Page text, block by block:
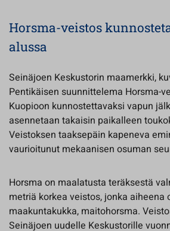
Horsma-veistos
alussa
Seinäjoen Keskustorin maamerkki,
Pentikäisen suunnittelema Horsma-
Kuopioon kunnostettavaksi vapun
asennetaan takaisin paikalleen
Veistoksen taaksepäin kapeneva
vaurioitunut mekaanisen osuman
Horsma on maalatusta teräksestä
metriä korkea veistos, jonka aiheena
maakuntakukka, maitohorsma.
Seinäjoen uudelle Keskustorille